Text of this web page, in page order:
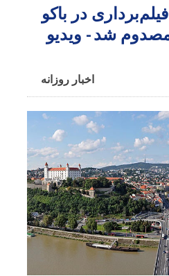
در باکو
شد - ویدیو
اخبار روزانه